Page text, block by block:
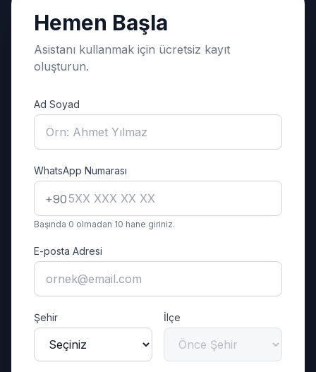
Hemen Başla
Asistanı kullanmak için ücretsiz kayıt
oluşturun.
Ad Soyad
WhatsApp Numarası
+90
Başında 0 olmadan 10 hane giriniz.
E-posta Adresi
Şehir İlçe